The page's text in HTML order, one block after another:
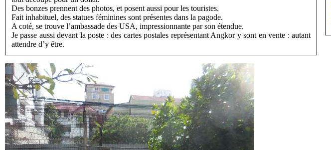
Des bonzes prennent des photos, et posent aussi pour les touristes.
Fait inhabituel, des statues féminines sont présentes dans la pagode.
A coté, se trouve l’ambassade des USA, impressionnante par son étendue.
Je passe aussi devant la poste : des cartes postales représentant Angkor y sont en vente : autant
attendre d’y être.